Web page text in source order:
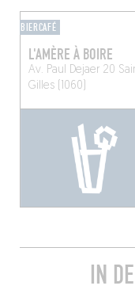
BIERCAFÉ
L'AMÈRE À BOIRE
Av. Paul Dejaer 20
Gilles (1060)
IN